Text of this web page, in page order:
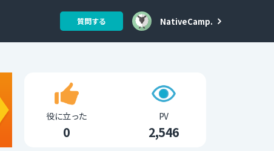
質問する NativeCamp.
役に立った
0
PV
2,546